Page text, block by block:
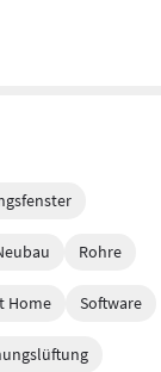
Rohre
Home Software